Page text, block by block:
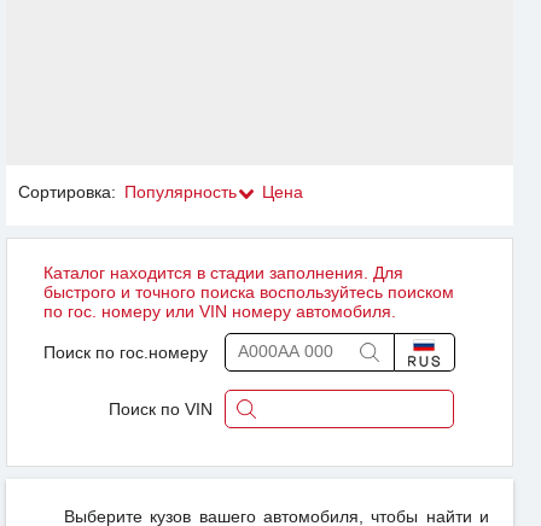
Сортировка: Популярность Цена
Каталог находится в стадии заполнения. Для
быстрого и точного поиска воспользуйтесь поиском
по гос. номеру или VIN номеру автомобиля.
Поиск по гос.номеру
Поиск по VIN
Выберите кузов вашего автомобиля, чтобы найти и